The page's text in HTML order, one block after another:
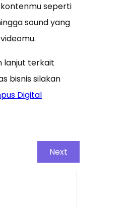
seperti
sound yang
lanjut terkait
bisnis silakan
Digital
Next